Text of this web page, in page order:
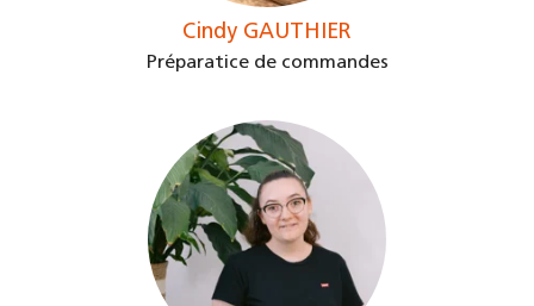
Cindy GAUTHIER
Préparatice de commandes